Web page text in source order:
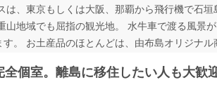
、東京もしくは大阪、那覇から飛行機で石垣
地域でも屈指の観光地。 水牛車で渡る風景
。 お土産品のほとんどは、由布島オリジナ
付きの個室になります。 観光地なので、昼間
全個室。離島に移住したい人も大歓